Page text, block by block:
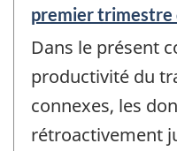
Période
référence
de
changement
-
premier trimestre
Dans le présent
productivité du
connexes, les
rétroactivement